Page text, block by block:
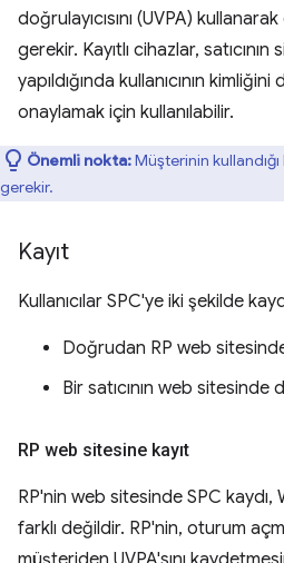
doğrulayıcısını (UVPA)
gerekir. Kayıtlı cihazlar, satıcının
yapıldığında kullanıcının
onaylamak için kullanılabilir.
Önemli nokta:Müşterinin
gerekir.
Kayıt
Kullanıcılar SPC'ye iki şekilde
Doğrudan RP web
Bir satıcının web sitesinde
RP web sitesine kayıt
RP'nin web sitesinde SPC kaydı,
farklı değildir. RP'nin, oturum